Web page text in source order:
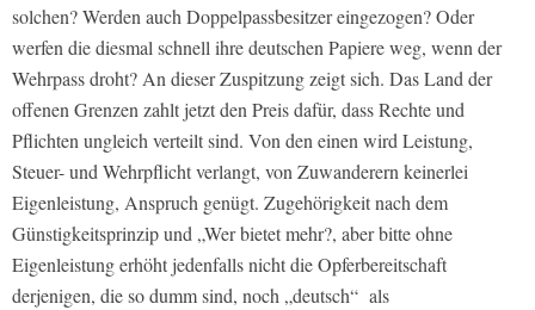
solchen? Werden auch Doppelpassbesitzer eingezogen? Oder
werfen die diesmal schnell ihre deutschen Papiere weg, wenn der
Wehrpass droht? An dieser Zuspitzung zeigt sich. Das Land der
offenen Grenzen zahlt jetzt den Preis dafür, dass Rechte und
Pflichten ungleich verteilt sind. Von den einen wird Leistung,
Steuer- und Wehrpflicht verlangt, von Zuwanderern keinerlei
Eigenleistung, Anspruch genügt. Zugehörigkeit nach dem
Günstigkeitsprinzip und „Wer bietet mehr?, aber bitte ohne
Eigenleistung erhöht jedenfalls nicht die Opferbereitschaft
derjenigen, die so dumm sind, noch „deutsch“ als